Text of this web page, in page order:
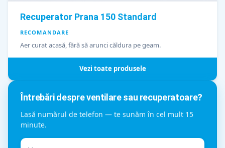
Recuperator Prana 150 Standard
RECOMANDARE
Aer curat acasă, fără să arunci căldura pe geam.
Vezi toate produsele
Întrebări despre ventilare sau recuperatoare?
Lasă numărul de telefon — te sunăm în cel mult 15
minute.